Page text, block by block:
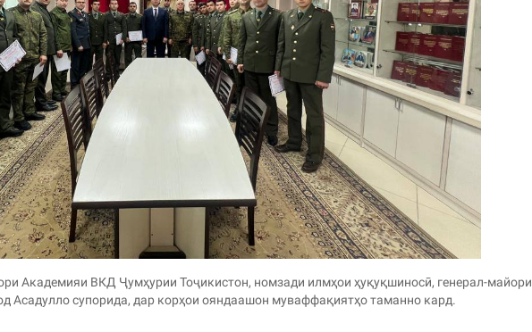
Академияи ВКД Ҷумҳурии Тоҷикистон, номзади илмҳои ҳуқуқшиносӣ, генерал-майори
Асадулло супорида, дар корҳои ояндаашон муваффақиятҳо таманно кард.